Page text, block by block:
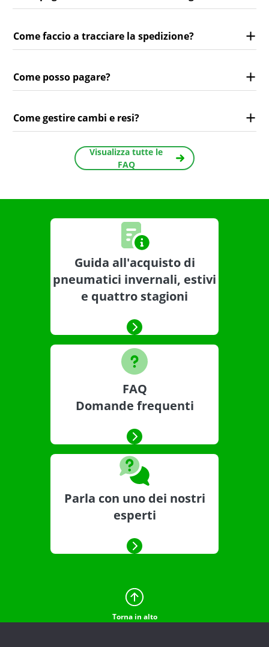
Come faccio a tracciare la spedizione?
Come posso pagare?
Come gestire cambi e resi?
Visualizza tutte le
FAQ
Guida all'acquisto di
pneumatici invernali, estivi
e quattro stagioni
FAQ
Domande frequenti
Parla con uno dei nostri
esperti
Torna in alto